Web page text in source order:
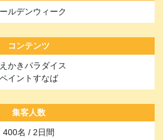
ルデンウィーク
コンテンツ
かきパラダイス
ペイントすなば
集客人数
400名 / 2日間